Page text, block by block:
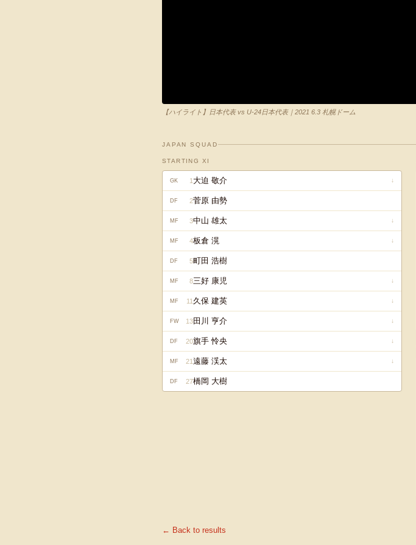
【ハイライト】日本代表 vs U-24日本代表｜2021 6.3 札幌ドーム
JAPAN SQUAD
STARTING XI
GK 1 大迫 敬介 ↓
DF 2菅原 由勢
MF 3中山 雄太 ↓
MF 4板倉 滉 ↓
DF 5町田 浩樹
MF 8三好 康児 ↓
MF 11 久保 建英 ↓
FW 13田川 亨介 ↓
DF 20旗手 怜央 ↓
MF 21遠藤 渓太 ↓
DF 27橋岡 大樹
← Back to results